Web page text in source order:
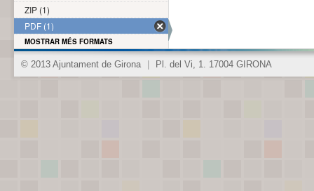
ZIP (1)
PDF (1)
MOSTRAR MÉS FORMATS
© 2013 Ajuntament de Girona Pl. del Vi, 1. 17004 GIRONA